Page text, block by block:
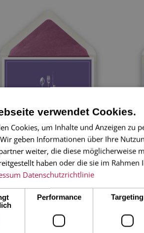
KLAPPKARTE BESTECK
KLAPPKARTE QUER
DIPLOMATENFORMAT
ZURZEIT NICHT AUF LAGER
verwendet Cookies.
Cookies, um Inhalte und Anzeigen zu
geben Informationen über Ihre
weiter, die diese möglicherweise
haben oder die sie im
Datenschutzrichtlinie
Performance Targeting